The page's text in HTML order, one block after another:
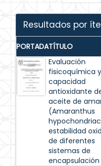
Resultados por
PORTADATÍTULO
Evaluación
fisicoquímica y
capacidad
antioxidante
aceite de
(Amaranthus
estabilidad
de diferentes
sistemas de
encapsulación